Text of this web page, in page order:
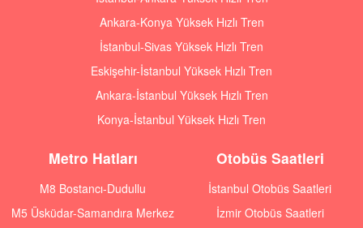
Ankara-Konya Yüksek Hızlı Tren
İstanbul-Sivas Yüksek Hızlı Tren
Eskişehir-İstanbul Yüksek Hızlı Tren
Ankara-İstanbul Yüksek Hızlı Tren
Konya-İstanbul Yüksek Hızlı Tren
Metro Hatları
M8 Bostancı-Dudullu
M5 Üsküdar-Samandıra Merkez
Otobüs Saatleri
İstanbul Otobüs Saatleri
İzmir Otobüs Saatleri